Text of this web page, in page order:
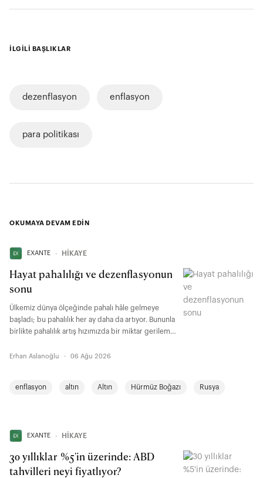
İLGİLİ BAŞLIKLAR
dezenflasyon enflasyon
para politikası
OKUMAYA DEVAM EDİN
EXANTE ∙ HİKAYE
Hayat pahalılığı ve dezenflasyonun
sonu
Ülkemiz dünya ölçeğinde pahalı hâle gelmeye
başladı; bu pahalılık her ay daha da artıyor. Bununla
birlikte pahalılık artış hızımızda bir miktar gerileme
Erhan Aslanoğlu · 06 Ağu 2026
enflasyon altın Altın Hürmüz Boğazı Rusya
EXANTE ∙ HİKAYE
30 yıllıklar %5'in üzerinde: ABD
tahvilleri neyi fiyatlıyor?